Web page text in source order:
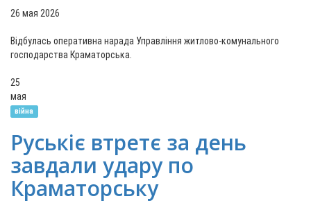
26 мая 2026
Відбулась оперативна нарада Управління житлово-комунального
господарства Краматорська.
25
мая
війна
Руськіє втретє за день
завдали удару по
Краматорську